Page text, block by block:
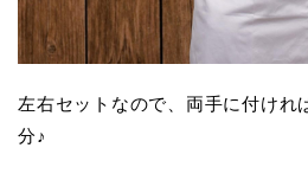
左右セットなので、両手に付けれ
分♪